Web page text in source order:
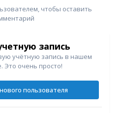
чтобы оставить
запись
учётную запись в нашем
Это очень просто!
пользователя